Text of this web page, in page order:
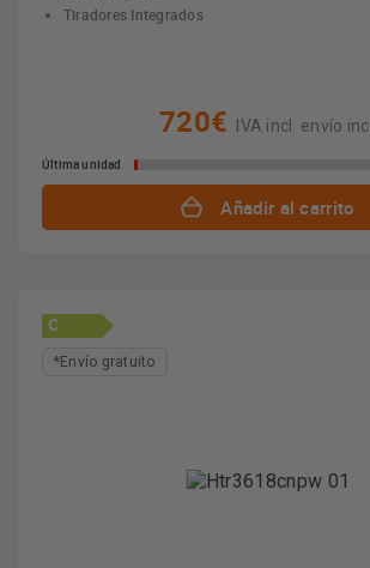
Tiradores Integrados
720€ IVA incl. envío incl.
Última unidad
Añadir al carrito
C
*Envío gratuito